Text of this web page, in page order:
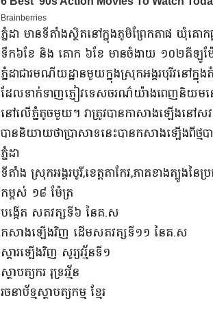
ភ្នំដា​ មានទីតាំងស្ថិតនៅក្នុងភូមិព្រែកតាផ ឃុំគោក
ទឹក៦ខែ និង គោក ៦ខែ​ មានចំងាយ ១០២​គីឡូម៉ែ
ភ្នំដាជារមណីយដ្ឋានមួយក្នុងស្រុកអង្គរបុរីវនៅក្នុ
ដែលទាក់ទាញភ្ញៀវទេសចរណ៌យ៉ាងពេញនិយមនៅ
នៅលើភ្នំតូចមួយ។​ វាត្រូវបានកាសាងឡើងនៅសវត្
បាននិយាយថាប្រាសាទនេះបានកសាងឡើងពីថ្ម
ភ្នំដា
ទីតាំង ស្រុកអង្គរបូរី,ខេត្តតាកែវ,ភាគខាងត្បូងនៃប្
កម្ពស់ ១៨ ម៉ែត្រ
បង្កើត សតវត្សទី៦ នៃគ.ស
កសាងឡើងវិញ ដើមសតវត្សទី១១ នៃគ.ស
ស្ដារឡើងវិញ សូរ្យវរ្ម័នទី១
ស្ថាបត្យករ រុទ្ររវ្ម័ន
រចនាប័ទ្មស្ថាបត្យកម្ម ខ្មែរ